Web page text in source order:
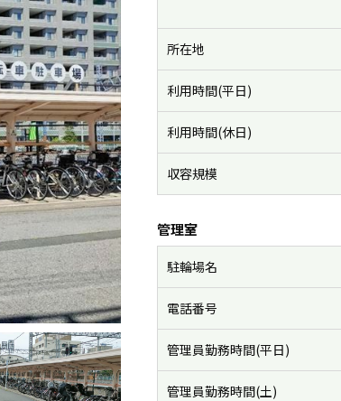
所在地
利用時間(平日)
利用時間(休日)
収容規模
管理室
駐輪場名
電話番号
管理員勤務時間(平日)
管理員勤務時間(土)